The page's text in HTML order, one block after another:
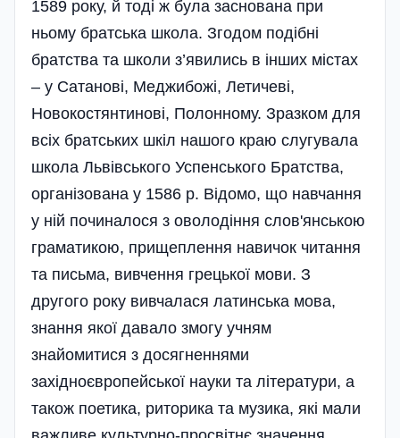
1589 року, й тоді ж була заснована при
ньому братська школа. Згодом подібні
братства та школи з’явились в інших містах
– у Сатанові, Меджибожі, Летичеві,
Новокостянтинові, Полонному. Зразком для
всіх братських шкіл нашого краю слугувала
школа Львівського Успенського Братства,
організована у 1586 р. Відомо, що навчання
у ній починалося з оволоді­ння слов'янською
граматикою, прищеплення навичок читання
та письма, вивчення грецької мови. З
другого року вивчалася латинська мова,
знання якої давало змогу учням
знайомитися з досягненнями
західноєвропейської науки та літератури, а
також поетика, риторика та музика, які мали